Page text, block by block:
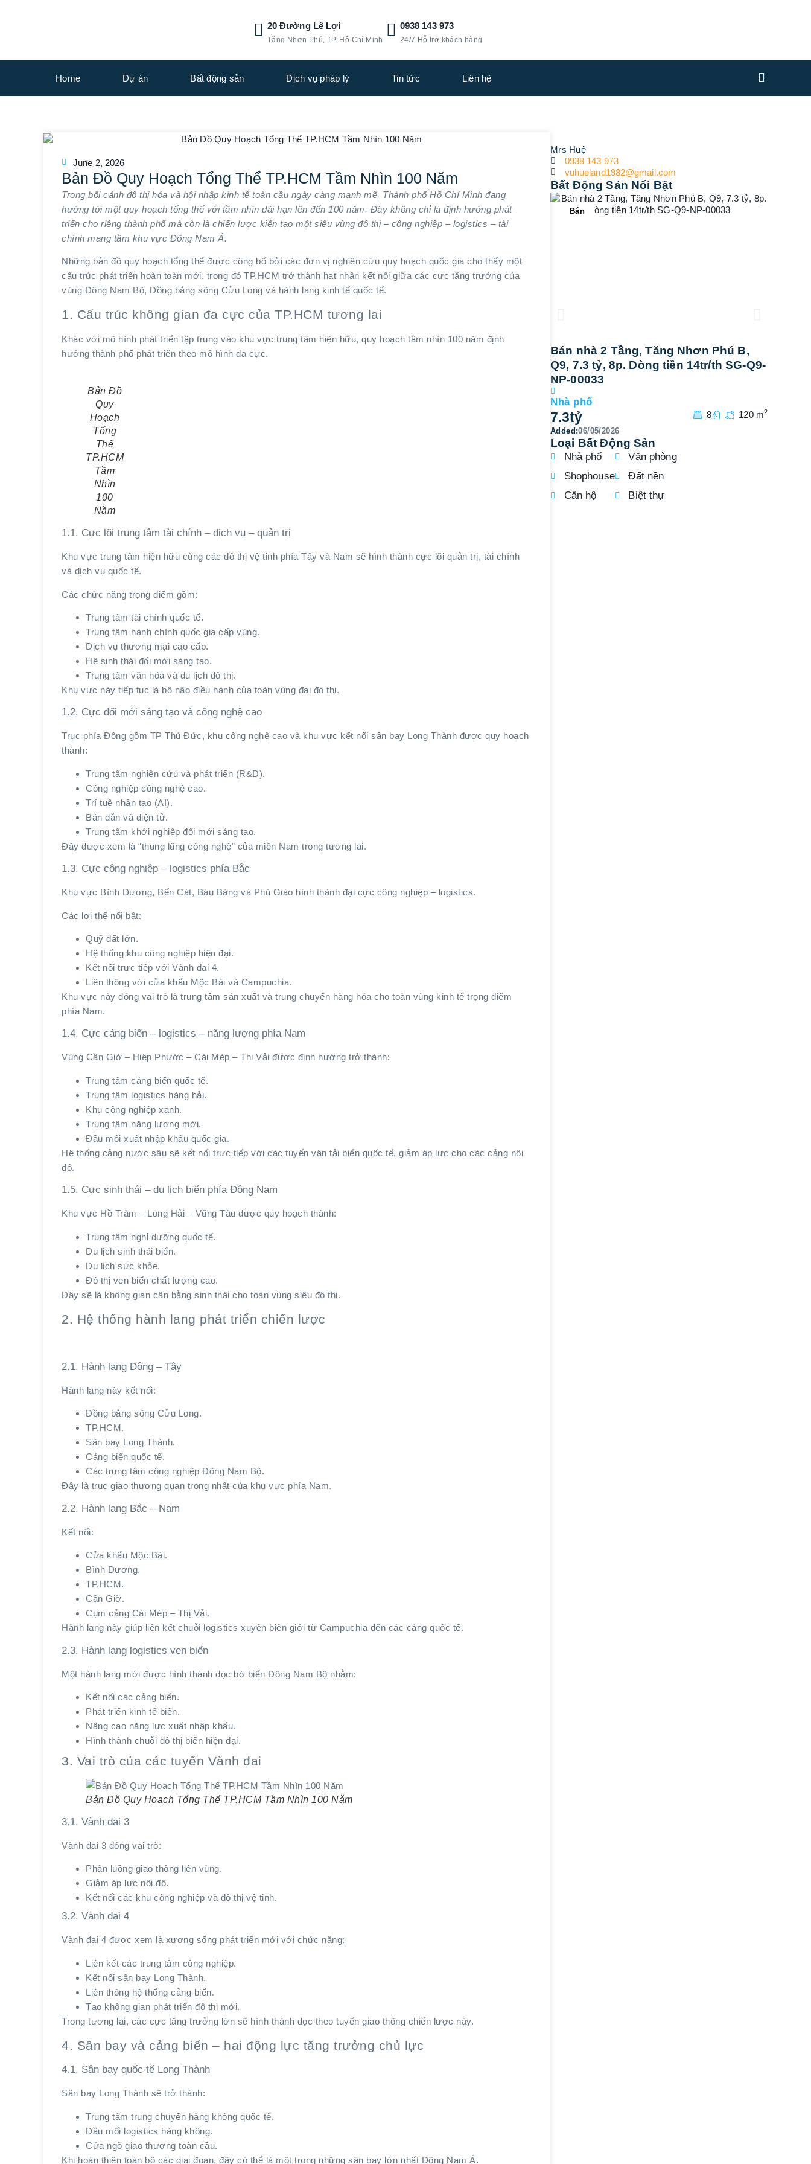
20 Đường Lê Lợi
Tăng Nhơn Phú, TP. Hồ Chí Minh
0938 143 973
24/7 Hỗ trợ khách hàng
Home Dự án Bất động sản Dịch vụ pháp lý Tin tức Liên hệ
Mrs Huệ
0938 143 973
vuhueland1982@gmail.com
Bất Động Sản Nổi Bật
Bán
Bán nhà 2 Tầng, Tăng Nhơn Phú B,
Q9, 7.3 tỷ, 8p. Dòng tiền 14tr/th SG-Q9-
NP-00033
Nhà phố
7.3tỷ 8 120 m2
Added:06/05/2026
Loại Bất Động Sản
Nhà phố
Shophouse
Căn hộ
Văn phòng
Đất nền
Biệt thự
June 2, 2026
Bản Đồ Quy Hoạch Tổng Thể TP.HCM Tầm Nhìn 100 Năm
Trong bối cảnh đô thị hóa và hội nhập kinh tế toàn cầu ngày càng mạnh mẽ, Thành phố Hồ Chí Minh đang
hướng tới một quy hoạch tổng thể với tầm nhìn dài hạn lên đến 100 năm. Đây không chỉ là định hướng phát
triển cho riêng thành phố mà còn là chiến lược kiến tạo một siêu vùng đô thị – công nghiệp – logistics – tài
chính mang tầm khu vực Đông Nam Á.
Những bản đồ quy hoạch tổng thể được công bố bởi các đơn vị nghiên cứu quy hoạch quốc gia cho thấy một
cấu trúc phát triển hoàn toàn mới, trong đó TP.HCM trở thành hạt nhân kết nối giữa các cực tăng trưởng của
vùng Đông Nam Bộ, Đồng bằng sông Cửu Long và hành lang kinh tế quốc tế.
1. Cấu trúc không gian đa cực của TP.HCM tương lai
Khác với mô hình phát triển tập trung vào khu vực trung tâm hiện hữu, quy hoạch tầm nhìn 100 năm định
hướng thành phố phát triển theo mô hình đa cực.
Bản Đồ
Quy
Hoạch
Tổng
Thể
TP.HCM
Tầm
Nhìn
100
Năm
1.1. Cực lõi trung tâm tài chính – dịch vụ – quản trị
Khu vực trung tâm hiện hữu cùng các đô thị vệ tinh phía Tây và Nam sẽ hình thành cực lõi quản trị, tài chính
và dịch vụ quốc tế.
Các chức năng trọng điểm gồm:
Trung tâm tài chính quốc tế.
Trung tâm hành chính quốc gia cấp vùng.
Dịch vụ thương mại cao cấp.
Hệ sinh thái đổi mới sáng tạo.
Trung tâm văn hóa và du lịch đô thị.
Khu vực này tiếp tục là bộ não điều hành của toàn vùng đại đô thị.
1.2. Cực đổi mới sáng tạo và công nghệ cao
Trục phía Đông gồm TP Thủ Đức, khu công nghệ cao và khu vực kết nối sân bay Long Thành được quy hoạch
thành:
Trung tâm nghiên cứu và phát triển (R&D).
Công nghiệp công nghệ cao.
Trí tuệ nhân tạo (AI).
Bán dẫn và điện tử.
Trung tâm khởi nghiệp đổi mới sáng tạo.
Đây được xem là “thung lũng công nghệ” của miền Nam trong tương lai.
1.3. Cực công nghiệp – logistics phía Bắc
Khu vực Bình Dương, Bến Cát, Bàu Bàng và Phú Giáo hình thành đại cực công nghiệp – logistics.
Các lợi thế nổi bật:
Quỹ đất lớn.
Hệ thống khu công nghiệp hiện đại.
Kết nối trực tiếp với Vành đai 4.
Liên thông với cửa khẩu Mộc Bài và Campuchia.
Khu vực này đóng vai trò là trung tâm sản xuất và trung chuyển hàng hóa cho toàn vùng kinh tế trọng điểm
phía Nam.
1.4. Cực cảng biển – logistics – năng lượng phía Nam
Vùng Cần Giờ – Hiệp Phước – Cái Mép – Thị Vải được định hướng trở thành:
Trung tâm cảng biển quốc tế.
Trung tâm logistics hàng hải.
Khu công nghiệp xanh.
Trung tâm năng lượng mới.
Đầu mối xuất nhập khẩu quốc gia.
Hệ thống cảng nước sâu sẽ kết nối trực tiếp với các tuyến vận tải biển quốc tế, giảm áp lực cho các cảng nội
đô.
1.5. Cực sinh thái – du lịch biển phía Đông Nam
Khu vực Hồ Tràm – Long Hải – Vũng Tàu được quy hoạch thành:
Trung tâm nghỉ dưỡng quốc tế.
Du lịch sinh thái biển.
Du lịch sức khỏe.
Đô thị ven biển chất lượng cao.
Đây sẽ là không gian cân bằng sinh thái cho toàn vùng siêu đô thị.
2. Hệ thống hành lang phát triển chiến lược
2.1. Hành lang Đông – Tây
Hành lang này kết nối:
Đồng bằng sông Cửu Long.
TP.HCM.
Sân bay Long Thành.
Cảng biển quốc tế.
Các trung tâm công nghiệp Đông Nam Bộ.
Đây là trục giao thương quan trọng nhất của khu vực phía Nam.
2.2. Hành lang Bắc – Nam
Kết nối:
Cửa khẩu Mộc Bài.
Bình Dương.
TP.HCM.
Cần Giờ.
Cụm cảng Cái Mép – Thị Vải.
Hành lang này giúp liên kết chuỗi logistics xuyên biên giới từ Campuchia đến các cảng quốc tế.
2.3. Hành lang logistics ven biển
Một hành lang mới được hình thành dọc bờ biển Đông Nam Bộ nhằm:
Kết nối các cảng biển.
Phát triển kinh tế biển.
Nâng cao năng lực xuất nhập khẩu.
Hình thành chuỗi đô thị biển hiện đại.
3. Vai trò của các tuyến Vành đai
Bản Đồ Quy Hoạch Tổng Thể TP.HCM Tầm Nhìn 100 Năm
3.1. Vành đai 3
Vành đai 3 đóng vai trò:
Phân luồng giao thông liên vùng.
Giảm áp lực nội đô.
Kết nối các khu công nghiệp và đô thị vệ tinh.
3.2. Vành đai 4
Vành đai 4 được xem là xương sống phát triển mới với chức năng:
Liên kết các trung tâm công nghiệp.
Kết nối sân bay Long Thành.
Liên thông hệ thống cảng biển.
Tạo không gian phát triển đô thị mới.
Trong tương lai, các cực tăng trưởng lớn sẽ hình thành dọc theo tuyến giao thông chiến lược này.
4. Sân bay và cảng biển – hai động lực tăng trưởng chủ lực
4.1. Sân bay quốc tế Long Thành
Sân bay Long Thành sẽ trở thành:
Trung tâm trung chuyển hàng không quốc tế.
Đầu mối logistics hàng không.
Cửa ngõ giao thương toàn cầu.
Khi hoàn thiện toàn bộ các giai đoạn, đây có thể là một trong những sân bay lớn nhất Đông Nam Á.